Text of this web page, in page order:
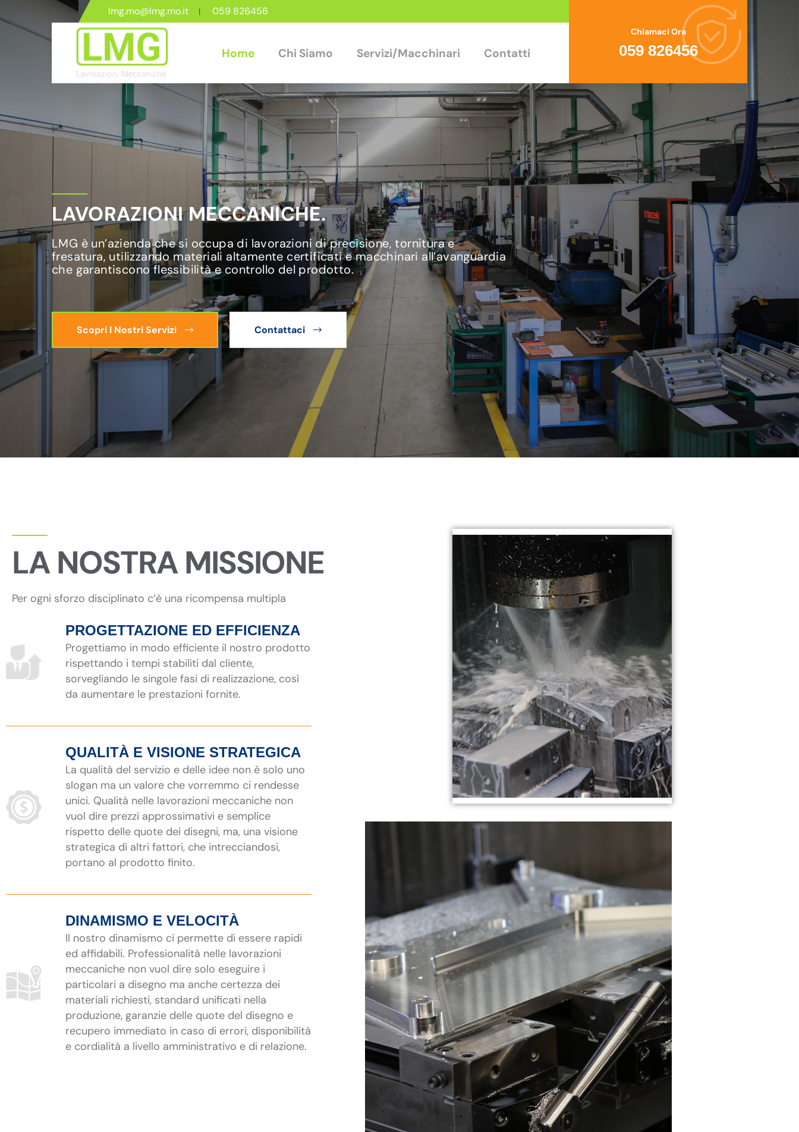
lmg.mo@lmg.mo.it 059 826456
Home Chi Siamo Servizi/Macchinari Contatti
Chiamaci Ora
059 826456
LAVORAZIONI MECCANICHE.
LMG è un’azienda che si occupa di lavorazioni di precisione, tornitura e
fresatura, utilizzando materiali altamente certificati e macchinari all’avanguardia
che garantiscono flessibilità e controllo del prodotto.
Scopri I Nostri Servizi Contattaci
LA NOSTRA MISSIONE
Per ogni sforzo disciplinato c’è una ricompensa multipla
PROGETTAZIONE ED EFFICIENZA
Progettiamo in modo efficiente il nostro prodotto
rispettando i tempi stabiliti dal cliente,
sorvegliando le singole fasi di realizzazione, così
da aumentare le prestazioni fornite.
QUALITÀ E VISIONE STRATEGICA
La qualità del servizio e delle idee non è solo uno
slogan ma un valore che vorremmo ci rendesse
unici. Qualità nelle lavorazioni meccaniche non
vuol dire prezzi approssimativi e semplice
rispetto delle quote dei disegni, ma, una visione
strategica di altri fattori, che intrecciandosi,
portano al prodotto finito.
DINAMISMO E VELOCITÀ
Il nostro dinamismo ci permette di essere rapidi
ed affidabili. Professionalità nelle lavorazioni
meccaniche non vuol dire solo eseguire i
particolari a disegno ma anche certezza dei
materiali richiesti, standard unificati nella
produzione, garanzie delle quote del disegno e
recupero immediato in caso di errori, disponibilità
e cordialità a livello amministrativo e di relazione.